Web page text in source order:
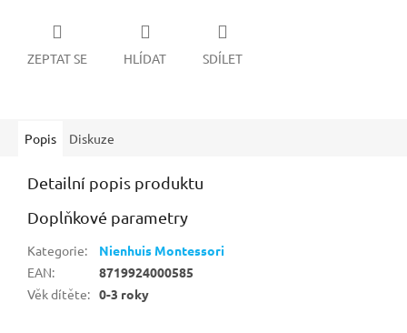
ZEPTAT SE HLÍDAT SDÍLET
Popis Diskuze
Detailní popis produktu
Doplňkové parametry
Kategorie:
Nienhuis Montessori
EAN:
8719924000585
Věk dítěte: 0-3 roky